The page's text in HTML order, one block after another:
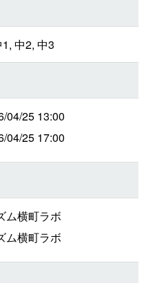
中2, 中3
04/25 13:00
04/25 17:00
横町ラボ
横町ラボ